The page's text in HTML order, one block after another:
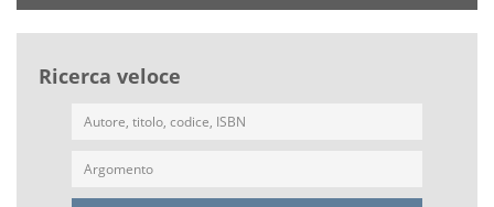
Ricerca veloce